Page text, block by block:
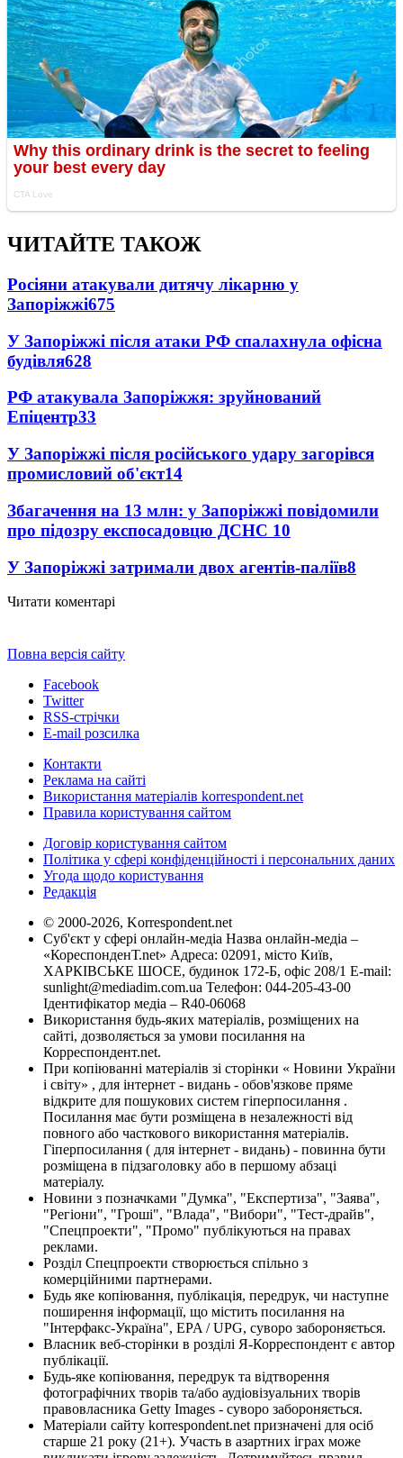
ЧИТАЙТЕ ТАКОЖ
Росіяни атакували дитячу лікарню у
Запоріжжі675
У Запоріжжі після атаки РФ спалахнула офісна
будівля628
РФ атакувала Запоріжжя: зруйнований
Епіцентр33
У Запоріжжі після російського удару загорівся
промисловий об'єкт14
Збагачення на 13 млн: у Запоріжжі повідомили
про підозру експосадовцю ДСНС 10
У Запоріжжі затримали двох агентів-паліїв8
Читати коментарі
Повна версія сайту
Facebook
Twitter
RSS-стрічки
E-mail розсилка
Контакти
Реклама на сайті
Використання матеріалів korrespondent.net
Правила користування сайтом
Договір користування сайтом
Політика у сфері конфіденційності і персональних даних
Угода щодо користування
Редакція
© 2000-2026, Korrespondent.net
Суб'єкт у сфері онлайн-медіа Назва онлайн-медіа –
«КореспонденТ.net» Адреса: 02091, місто Київ,
ХАРКІВСЬКЕ ШОСЕ, будинок 172-Б, офіс 208/1 E-mail:
sunlight@mediadim.com.ua Телефон: 044-205-43-00
Ідентифікатор медіа – R40-06068
Використання будь-яких матеріалів, розміщених на
сайті, дозволяється за умови посилання на
Корреспондент.net.
При копіюванні матеріалів зі сторінки « Новини України
і світу» , для інтернет - видань - обов'язкове пряме
відкрите для пошукових систем гіперпосилання .
Посилання має бути розміщена в незалежності від
повного або часткового використання матеріалів.
Гіперпосилання ( для інтернет - видань) - повинна бути
розміщена в підзаголовку або в першому абзаці
матеріалу.
Новини з позначками "Думка", "Експертиза", "Заява",
"Регіони", "Гроші", "Влада", "Вибори", "Тест-драйв",
"Спецпроекти", "Промо" публікуються на правах
реклами.
Розділ Спецпроекти створюється спільно з
комерційними партнерами.
Будь яке копіювання, публікація, передрук, чи наступне
поширення інформації, що містить посилання на
"Інтерфакс-Україна", EPA / UPG, суворо забороняється.
Власник веб-сторінки в розділі Я-Корреспондент є автор
публікації.
Будь-яке копіювання, передрук та відтворення
фотографічних творів та/або аудіовізуальних творів
правовласника Getty Images - суворо забороняється.
Матеріали сайту korrespondent.net призначені для осіб
старше 21 року (21+). Участь в азартних іграх може